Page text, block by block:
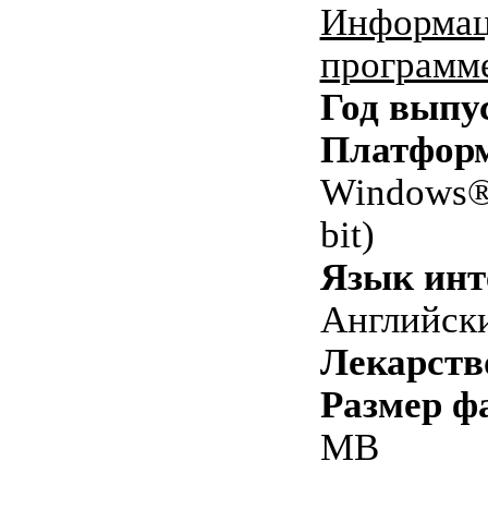
Год
bit)
Язык
Размер
MB